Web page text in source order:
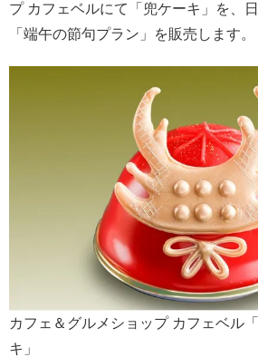
プ カフェベルにて「兜ケーキ」を、
「端午の節句プラン」を販売します。
カフェ＆グルメショップ カフェベル
キ」